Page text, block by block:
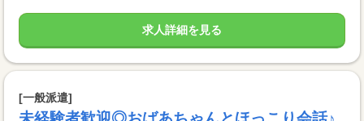
求人詳細を見る
[一般派遣]